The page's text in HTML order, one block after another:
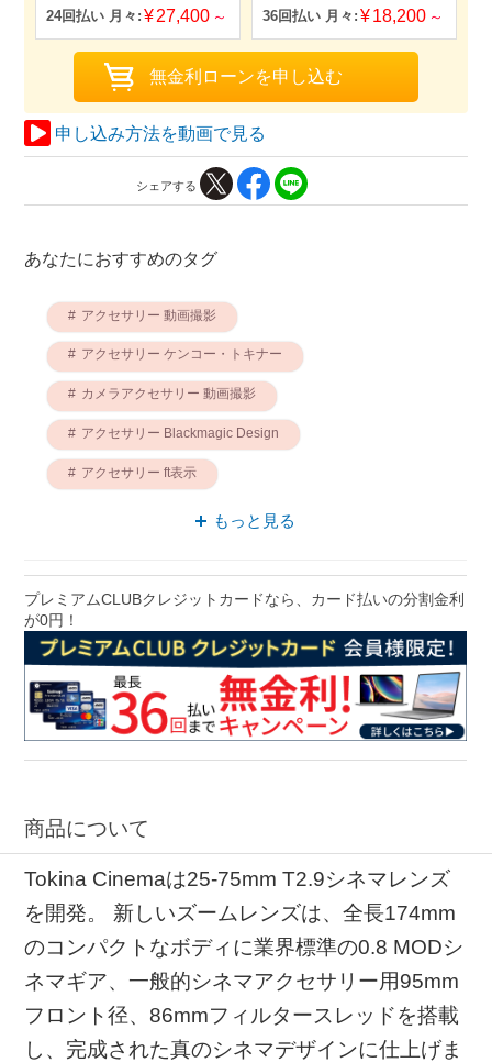
27,400 18,200
申し込み方法を動画で見る
シェアする
あなたにおすすめのタグ
アクセサリー 動画撮影
アクセサリー ケンコー・トキナー
カメラアクセサリー 動画撮影
アクセサリー Blackmagic Design
アクセサリー ft表示
カメラアクセサリー PLマウント
アクセサリー Super35
もっと見る
プレミアムCLUBクレジットカードなら、カード払いの分割金利
が0円！
商品について
Tokina Cinemaは25-75mm T2.9シネマレンズ
を開発。 新しいズームレンズは、全長174mm
のコンパクトなボディに業界標準の0.8 MODシ
ネマギア、一般的シネマアクセサリー用95mm
フロント径、86mmフィルタースレッドを搭載
し、完成された真のシネマデザインに仕上げま